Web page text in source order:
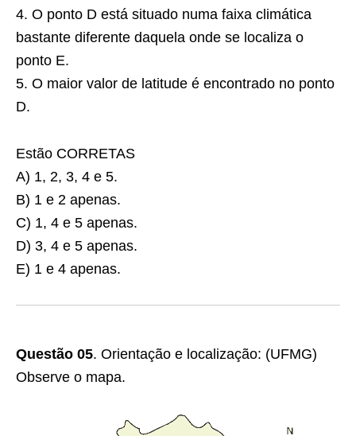
4. O ponto D está situado numa faixa climática
bastante diferente daquela onde se localiza o
ponto E.
5. O maior valor de latitude é encontrado no ponto
D.
Estão CORRETAS
A) 1, 2, 3, 4 e 5.
B) 1 e 2 apenas.
C) 1, 4 e 5 apenas.
D) 3, 4 e 5 apenas.
E) 1 e 4 apenas.
Questão 05. Orientação e localização: (UFMG)
Observe o mapa.